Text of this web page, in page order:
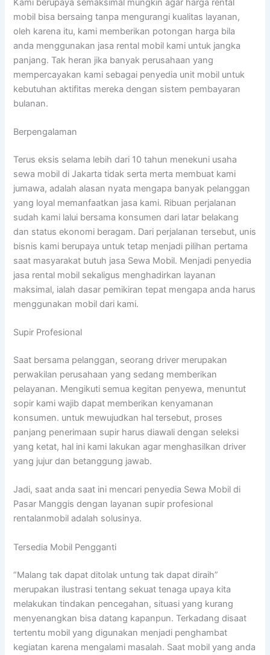
mobil bisa bersaing tanpa mengurangi kualitas layanan,
oleh karena itu, kami memberikan potongan harga bila
anda menggunakan jasa rental mobil kami untuk jangka
panjang. Tak heran jika banyak perusahaan yang
mempercayakan kami sebagai penyedia unit mobil untuk
kebutuhan aktifitas mereka dengan sistem pembayaran
bulanan.
Berpengalaman
Terus eksis selama lebih dari 10 tahun menekuni usaha
sewa mobil di Jakarta tidak serta merta membuat kami
jumawa, adalah alasan nyata mengapa banyak pelanggan
yang loyal memanfaatkan jasa kami. Ribuan perjalanan
sudah kami lalui bersama konsumen dari latar belakang
dan status ekonomi beragam. Dari perjalanan tersebut, unis
bisnis kami berupaya untuk tetap menjadi pilihan pertama
saat masyarakat butuh jasa Sewa Mobil. Menjadi penyedia
jasa rental mobil sekaligus menghadirkan layanan
maksimal, ialah dasar pemikiran tepat mengapa anda harus
menggunakan mobil dari kami.
Supir Profesional
Saat bersama pelanggan, seorang driver merupakan
perwakilan perusahaan yang sedang memberikan
pelayanan. Mengikuti semua kegitan penyewa, menuntut
sopir kami wajib dapat memberikan kenyamanan
konsumen. untuk mewujudkan hal tersebut, proses
panjang penerimaan supir harus diawali dengan seleksi
yang ketat, hal ini kami lakukan agar menghasilkan driver
yang jujur dan betanggung jawab.
Jadi, saat anda saat ini mencari penyedia Sewa Mobil di
Pasar Manggis dengan layanan supir profesional
rentalanmobil adalah solusinya.
Tersedia Mobil Pengganti
“Malang tak dapat ditolak untung tak dapat diraih”
merupakan ilustrasi tentang sekuat tenaga upaya kita
melakukan tindakan pencegahan, situasi yang kurang
menyenangkan bisa datang kapanpun. Terkadang disaat
tertentu mobil yang digunakan menjadi penghambat
kegiatan karena mengalami masalah. Saat mobil yang anda